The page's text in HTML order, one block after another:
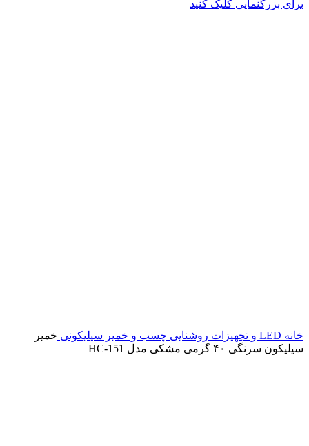
برای بزرگنمایی کلیک کنید
خانه LED و تجهیزات روشنایی چسب و خمیر سیلیکونی خمیر
سیلیکون سرنگی ۴۰ گرمی مشکی مدل HC-151